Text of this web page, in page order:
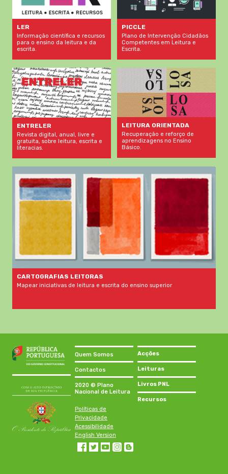
LER
Informação científica e recursos
para o ensino da leitura e da
escrita.
PICCLE
Plano de Intervenção Cidadãos
Competentes em Leitura e
Escrita.
ENTRELER
Revista digital, anual, livre e
gratuita, sobre leitura, escrita e
literacias.
LEITURA ORIENTADA
Recuperação e reforço de
aprendizagens no Ensino
Básico.
CARTOGRAFIAS LEITORAS
Mapear iniciativas de leitura e escrita do ensino superior
Quem Somos
Contactos
2020 © Plano
Nacional de Leitura
Políticas de
Privacidade
Acessibilidade
English Version
Acções
Leituras
Livros PNL
Recursos